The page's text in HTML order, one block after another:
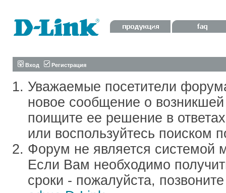
Вход Регистрация
Уважаемые посетители
новое сообщение о
поищите ее решение в
или воспользуйтесь поиском
Форум не является системой
Если Вам необходимо
сроки - пожалуйста,